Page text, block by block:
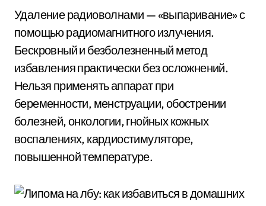
Удаление радиоволнами — «выпаривание» с
помощью радиомагнитного излучения.
Бескровный и безболезненный метод
избавления практически без осложнений.
Нельзя применять аппарат при
беременности, менструации, обострении
болезней, онкологии, гнойных кожных
воспалениях, кардиостимуляторе,
повышенной температуре.